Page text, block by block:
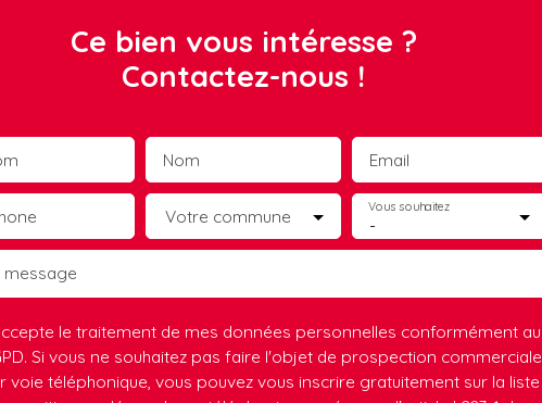
Ce bien vous intéresse ?
Contactez-nous !
Nom Email
Votre commune -
Vous souhaitez
le traitement de mes données personnelles conformément au
Si vous ne souhaitez pas faire l'objet de prospection commerciale
voie téléphonique, vous pouvez vous inscrire gratuitement sur la liste